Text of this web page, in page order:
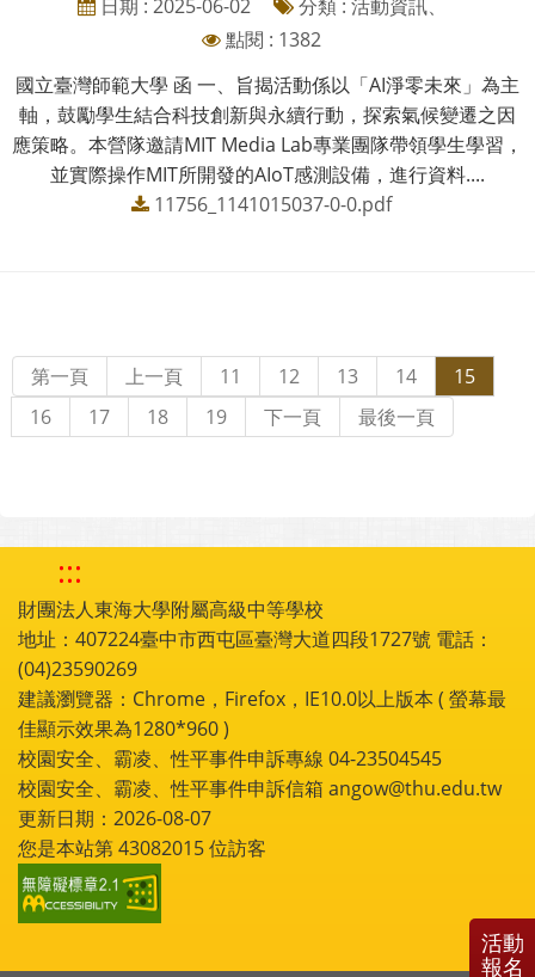
日期 : 2025-06-02
分類 : 活動資訊、
點閱 : 1382
國立臺灣師範大學 函 一、旨揭活動係以「AI淨零未來」為主
軸，鼓勵學生結合科技創新與永續行動，探索氣候變遷之因
應策略。本營隊邀請MIT Media Lab專業團隊帶領學生學習，
並實際操作MIT所開發的AIoT感測設備，進行資料....
11756_1141015037-0-0.pdf
第一頁 上一頁 11 12 13 14
15
16
17 18 19 下一頁 最後一頁
:::
財團法人東海大學附屬高級中等學校
地址：407224臺中市西屯區臺灣大道四段1727號 電話：
(04)23590269
建議瀏覽器：Chrome，Firefox，IE10.0以上版本 ( 螢幕最
佳顯示效果為1280*960 )
校園安全、霸凌、性平事件申訴專線 04-23504545
校園安全、霸凌、性平事件申訴信箱 angow@thu.edu.tw
更新日期：2026-08-07
您是本站第43082015位訪客
活動
報名